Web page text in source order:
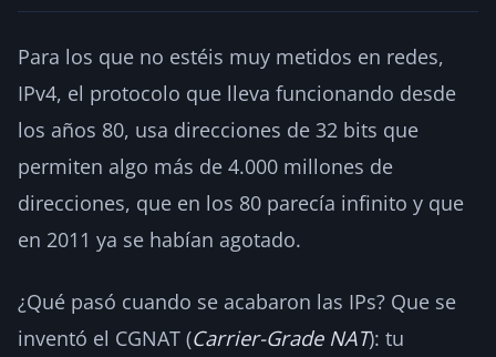
Para los que no estéis muy metidos en redes,
IPv4, el protocolo que lleva funcionando desde
los años 80, usa direcciones de 32 bits que
permiten algo más de 4.000 millones de
direcciones, que en los 80 parecía infinito y que
en 2011 ya se habían agotado.
¿Qué pasó cuando se acabaron las IPs? Que se
inventó el CGNAT (Carrier-Grade NAT): tu